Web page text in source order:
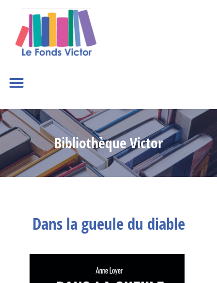
Bibliothèque Victor
Dans la gueule du diable